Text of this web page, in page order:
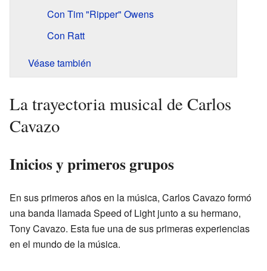
Con Tim "Ripper" Owens
Con Ratt
Véase también
La trayectoria musical de Carlos
Cavazo
Inicios y primeros grupos
En sus primeros años en la música, Carlos Cavazo formó
una banda llamada Speed of Light junto a su hermano,
Tony Cavazo. Esta fue una de sus primeras experiencias
en el mundo de la música.